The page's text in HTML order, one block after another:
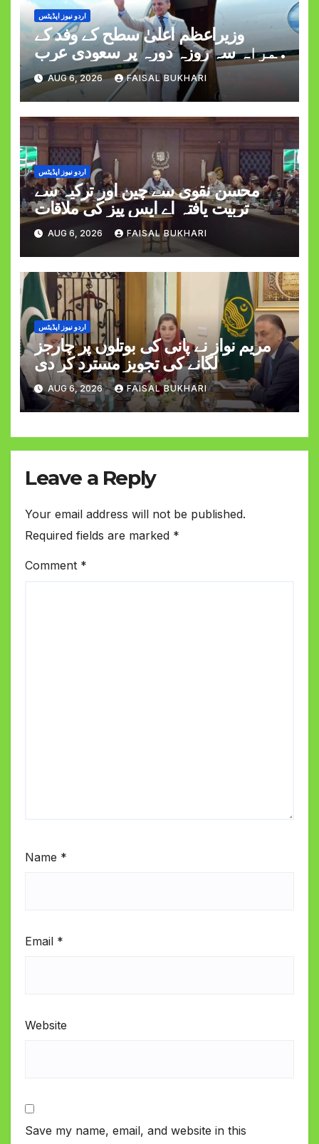
اردو نیوز اپڈیٹس
وزیراعظم اعلیٰ سطح کے وفد کے
ہمراہ سہ روزہ دورہ پر سعودی عرب
روانہ
AUG 6, 2026 FAISAL BUKHARI
اردو نیوز اپڈیٹس
محسن نقوی سے چین اور ترکیہ سے
تربیت یافتہ اے ایس پیز کی ملاقات
AUG 6, 2026 FAISAL BUKHARI
اردو نیوز اپڈیٹس
مریم نواز نے پانی کی بوتلوں پر چارجز
لگانے کی تجویز مسترد کر دی
AUG 6, 2026 FAISAL BUKHARI
Leave a Reply
Your email address will not be published.
Required fields are marked *
Comment *
Name *
Email *
Website
Save my name, email, and website in this